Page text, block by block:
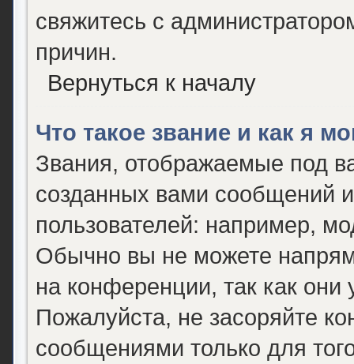
свяжитесь с
причин.
Вернуться к началу
Что такое звание и как я
Звания, отображаемые под
созданных вами сообщений
пользователей: например,
Обычно вы не можете
на конференции, так как
Пожалуйста, не засоряйте
сообщениями только для